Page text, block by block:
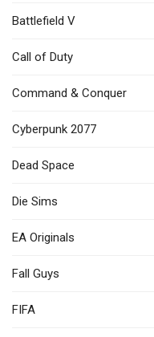
Battlefield V
Call of Duty
Command & Conquer
Cyberpunk 2077
Dead Space
Die Sims
EA Originals
Fall Guys
FIFA